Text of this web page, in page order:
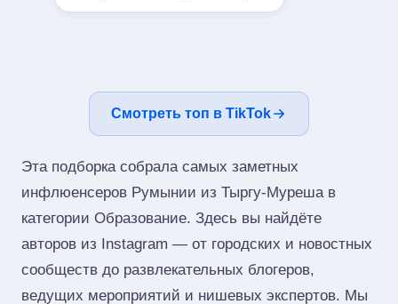
Смотреть топ в TikTok
Эта подборка собрала самых заметных
инфлюенсеров Румынии из Тыргу-Муреша в
категории Образование. Здесь вы найдёте
авторов из Instagram — от городских и новостных
сообществ до развлекательных блогеров,
ведущих мероприятий и нишевых экспертов. Мы